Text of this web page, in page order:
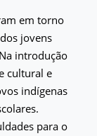
em torno
jovens
introdução
cultural e
indígenas
para o